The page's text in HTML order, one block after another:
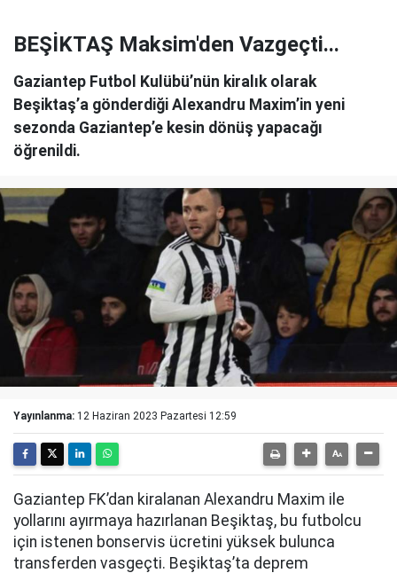
BEŞİKTAŞ Maksim'den Vazgeçti...
Gaziantep Futbol Kulübü’nün kiralık olarak
Beşiktaş’a gönderdiği Alexandru Maxim’in yeni
sezonda Gaziantep’e kesin dönüş yapacağı
öğrenildi.
Yayınlanma: 12 Haziran 2023 Pazartesi 12:59
Gaziantep FK’dan kiralanan Alexandru Maxim ile
yollarını ayırmaya hazırlanan Beşiktaş, bu futbolcu
için istenen bonservis ücretini yüksek bulunca
transferden vasgeçti. Beşiktaş’ta deprem